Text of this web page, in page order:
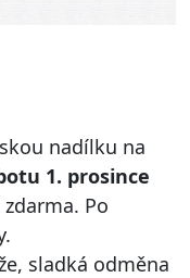
nadílku na
1. prosince
Po
sladká odměna